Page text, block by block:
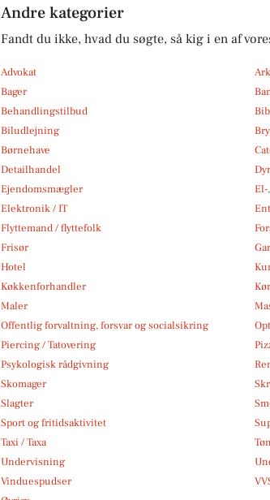
Andre kategorier
Fandt du ikke, hvad du søgte, så kig i en af
Advokat
Bager
Behandlingstilbud
Biludlejning
Børnehave
Detailhandel
Ejendomsmægler
El-
Elektronik / IT
Flyttemand / flyttefolk
Frisør
Hotel
Køkkenforhandler
Maler
Offentlig forvaltning, forsvar og socialsikring
Piercing / Tatovering
Psykologisk rådgivning
Skomager
Slagter
Sport og fritidsaktivitet
Taxi / Taxa
Undervisning
Vinduespudser